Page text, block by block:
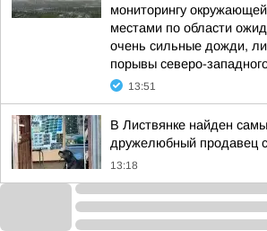
мониторингу
местами по области
очень сильные дожди,
порывы северо-
13:51
В Листвянке найден
дружелюбный продавец
13:18